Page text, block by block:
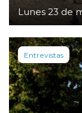
Lunes 23 de
Entrevistas